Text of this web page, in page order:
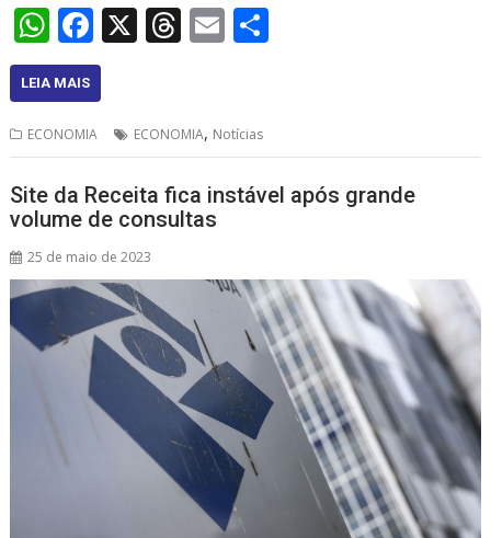
W
h
at
s
A
p
p
F
ac
e
b
o
o
k
X T
a
d
s
E
l
LEIA MAIS
ECONOMIA ECONOMIA, Notícias
Site da Receita fica instável após grande
volume de consultas
25 de maio de 2023